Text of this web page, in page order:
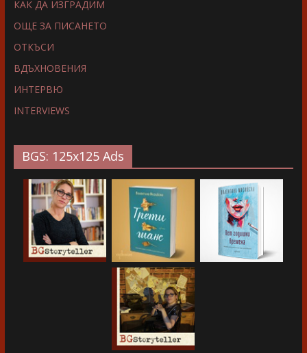
КАК ДА ИЗГРАДИМ
ОЩЕ ЗА ПИСАНЕТО
ОТКЪСИ
ВДЪХНОВЕНИЯ
ИНТЕРВЮ
INTERVIEWS
BGS: 125x125 Ads